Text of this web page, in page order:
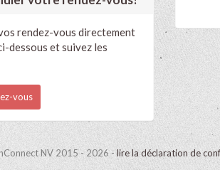
rendez-vous directement
dessous et suivez les
vous
NV 2015 - 2026 -lire la déclaration de